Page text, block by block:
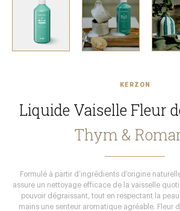
KERZON
Liquide Vaiselle Fleur
Thym &
Formulé à partir d’ingrédients d’origine
assure un nettoyage efficace de la vaisselle
pouvoir dégraissant, tout en respectant la
mains une senteur aromatique agréable. Fleur